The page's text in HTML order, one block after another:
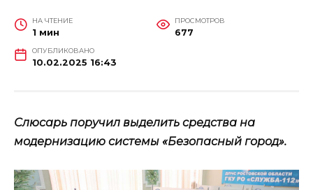
НА ЧТЕНИЕ
1 мин
ПРОСМОТРОВ
677
ОПУБЛИКОВАНО
10.02.2025 16:43
Слюсарь поручил выделить средства на
модернизацию системы «Безопасный город».